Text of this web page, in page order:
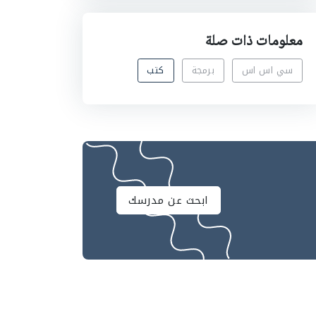
معلومات ذات صلة
سي اس اس برمجة كتب
ابحث عن مدرسك